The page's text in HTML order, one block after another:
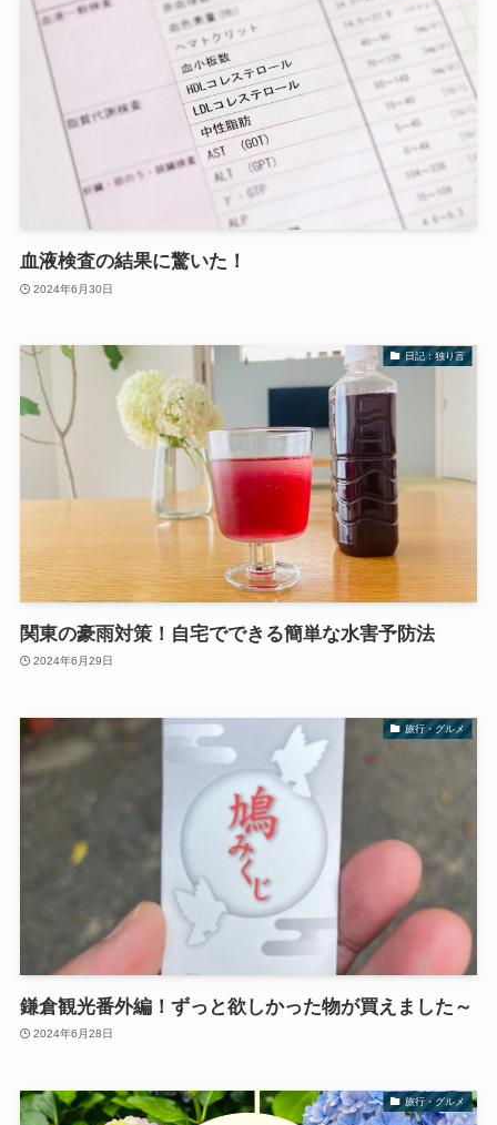
血液検査の結果に驚いた！
2024年6月30日
日記：独り言
関東の豪雨対策！自宅でできる簡単な水害予防法
2024年6月29日
旅行・グルメ
鎌倉観光番外編！ずっと欲しかった物が買えました～
2024年6月28日
旅行・グルメ